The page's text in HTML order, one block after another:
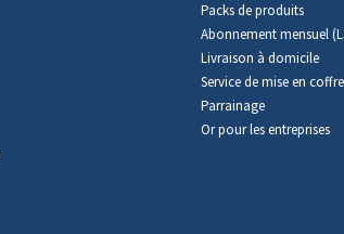
Packs de produits
Abonnement mensuel
Livraison à domicile
Service de mise en coffre
Parrainage
Or pour les entreprises